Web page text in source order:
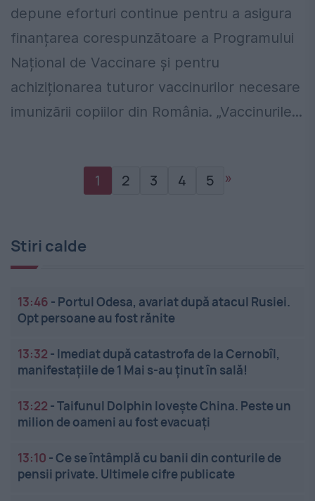
depune eforturi continue pentru a asigura
finanțarea corespunzătoare a Programului
Național de Vaccinare și pentru
achiziționarea tuturor vaccinurilor necesare
imunizării copiilor din România. „Vaccinurile...
1 2 3 4 5 »
Stiri calde
13:46 - Portul Odesa, avariat după atacul Rusiei.
Opt persoane au fost rănite
13:32 - Imediat după catastrofa de la Cernobîl,
manifestațiile de 1 Mai s-au ținut în sală!
13:22 -Taifunul Dolphin lovește China. Peste un
milion de oameni au fost evacuați
13:10 -Ce se întâmplă cu banii din conturile de
pensii private. Ultimele cifre publicate